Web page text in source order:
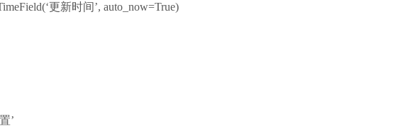
更新时间’, auto_now=True)
’